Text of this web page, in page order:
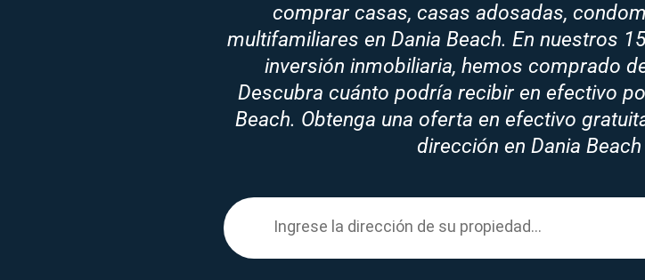
comprar casas, casas adosadas,
multifamiliares en Dania Beach. En nuestros
inversión inmobiliaria, hemos comprado
Descubra cuánto podría recibir en efectivo
Beach. Obtenga una oferta en efectivo
dirección en Dania
Ingrese la dirección de su propiedad...